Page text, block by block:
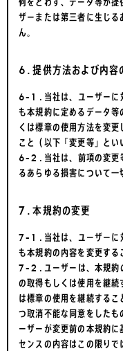
ザーまたは第三者に生じ
ん。
6.提供方法および内容
6-1.当社は、ユーザーに
も本規約に定めるデータ
くは標章の使用方法を変
こと（以下「変更等」とい
6-2.当社は、前項の変更
るあらゆる損害について一
7.本規約の変更
7-1.当社は、ユーザーに
も本規約の内容を変更する
7-2.ユーザーは、本規約
の取得もしくは使用を継
は標章の使用を継続する
つ取消不能な同意をした
ーザーが変更前の本規約
センスの内容はこの限りで